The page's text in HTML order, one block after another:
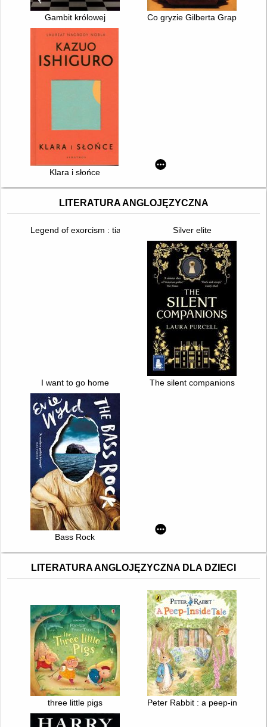
Gambit królowej Co gryzie Gilberta Grape'a
Klara i słońce
LITERATURA ANGLOJĘZYCZNA
Legend of exorcism : tianbao fuyao lu. T. 1Silver elite
I want to go home The silent companions
Bass Rock
LITERATURA ANGLOJĘZYCZNA DLA DZIECI
three little pigs Peter Rabbit : a peep-inside